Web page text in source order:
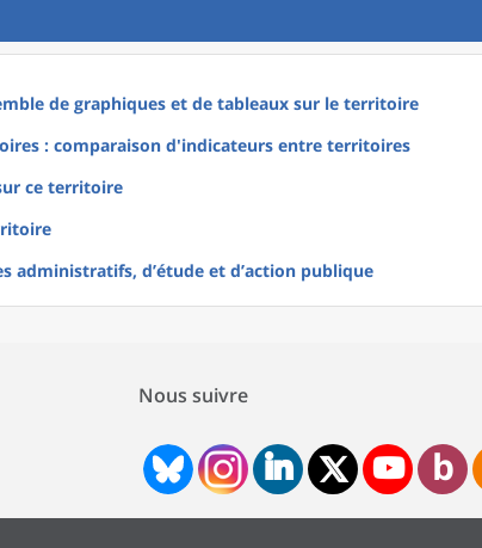
de graphiques et de tableaux sur le territoire
: comparaison d'indicateurs entre territoires
ce territoire
administratifs, d’étude et d’action publique
Nous suivre